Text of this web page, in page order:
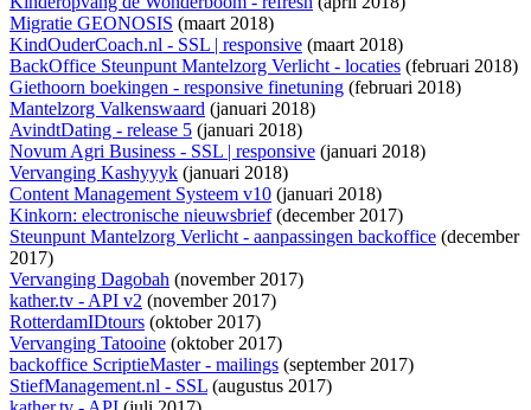
Migratie GEONOSIS (maart 2018)
KindOuderCoach.nl - SSL | responsive (maart 2018)
BackOffice Steunpunt Mantelzorg Verlicht - locaties (februari 2018)
Giethoorn boekingen - responsive finetuning (februari 2018)
Mantelzorg Valkenswaard (januari 2018)
AvindtDating - release 5 (januari 2018)
Novum Agri Business - SSL | responsive (januari 2018)
Vervanging Kashyyyk (januari 2018)
Content Management Systeem v10 (januari 2018)
Kinkorn: electronische nieuwsbrief(december 2017)
Steunpunt Mantelzorg Verlicht - aanpassingen backoffice (december
2017)
Vervanging Dagobah (november 2017)
kather.tv - API v2 (november 2017)
RotterdamIDtours (oktober 2017)
Vervanging Tatooine (oktober 2017)
backoffice ScriptieMaster - mailings (september 2017)
StiefManagement.nl - SSL (augustus 2017)